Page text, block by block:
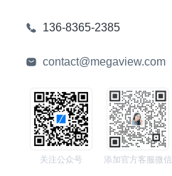
136-8365-2385
contact@megaview.com
关注公众号 添加官方客服微信